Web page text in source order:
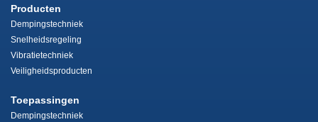
Producten
Dempingstechniek
Snelheidsregeling
Vibratietechniek
Veiligheidsproducten
Toepassingen
Dempingstechniek